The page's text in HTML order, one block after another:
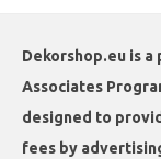
Dekorshop.eu is a
Associates
designed to
fees by